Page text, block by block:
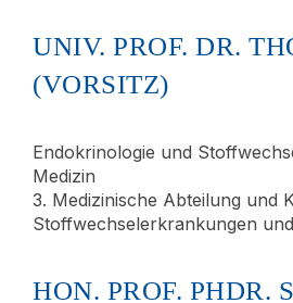
UNIV. PROF. DR.
(VORSITZ)
Endokrinologie und
Medizin
3. Medizinische Abteilung und
Stoffwechselerkrankungen
HON. PROF. PHDR.